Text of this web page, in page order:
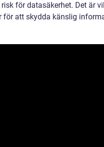
för datasäkerhet. Det är
för att skydda känslig